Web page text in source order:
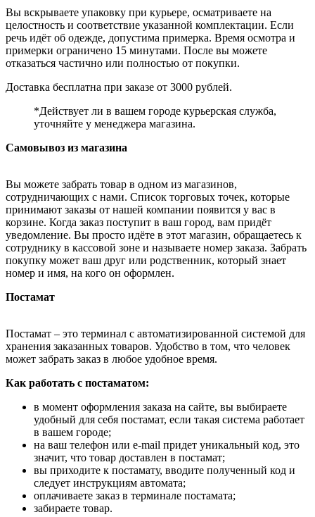
Вы вскрываете упаковку при курьере, осматриваете на
целостность и соответствие указанной комплектации. Если
речь идёт об одежде, допустима примерка. Время осмотра и
примерки ограничено 15 минутами. После вы можете
отказаться частично или полностью от покупки.
Доставка бесплатна при заказе от 3000 рублей.
*Действует ли в вашем городе курьерская служба,
уточняйте у менеджера магазина.
Самовывоз из магазина
Вы можете забрать товар в одном из магазинов,
сотрудничающих с нами. Список торговых точек, которые
принимают заказы от нашей компании появится у вас в
корзине. Когда заказ поступит в ваш город, вам придёт
уведомление. Вы просто идёте в этот магазин, обращаетесь к
сотруднику в кассовой зоне и называете номер заказа. Забрать
покупку может ваш друг или родственник, который знает
номер и имя, на кого он оформлен.
Постамат
Постамат – это терминал с автоматизированной системой для
хранения заказанных товаров. Удобство в том, что человек
может забрать заказ в любое удобное время.
Как работать с постаматом:
в момент оформления заказа на сайте, вы выбираете
удобный для себя постамат, если такая система работает
в вашем городе;
на ваш телефон или e-mail придет уникальный код, это
значит, что товар доставлен в постамат;
вы приходите к постамату, вводите полученный код и
следует инструкциям автомата;
оплачиваете заказ в терминале постамата;
забираете товар.